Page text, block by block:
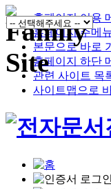
홈페이지 이용
홈페이지 주메
본문으로 바로
홈페이지 하단
관련 사이트 목
사이트맵으로